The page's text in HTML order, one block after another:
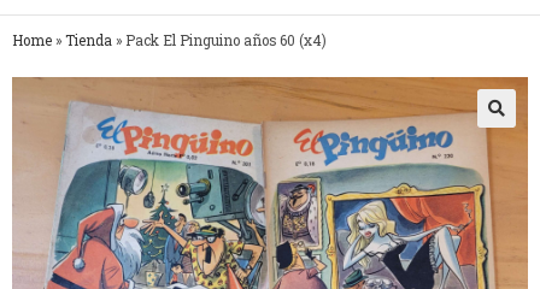
Home » Tienda » Pack El Pinguino años 60 (x4)